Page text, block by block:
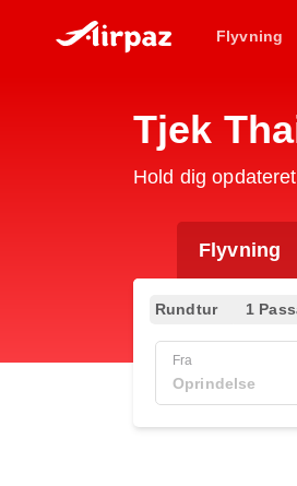
Flyvning
Tjek
Hold dig
Flyvning
Rundtur 1
Fra